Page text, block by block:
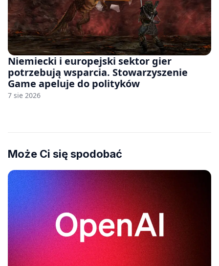
Niemiecki i europejski sektor gier
potrzebują wsparcia. Stowarzyszenie
Game apeluje do polityków
7 sie 2026
Może Ci się spodobać